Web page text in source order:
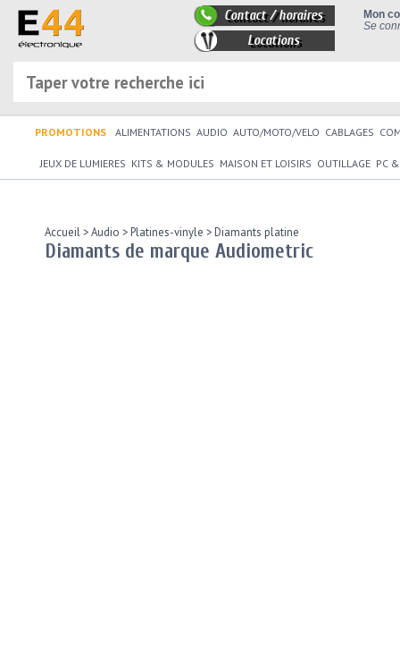
Mon
Se
Contact / horaires
Locations
PROMOTIONS ALIMENTATIONS AUDIO AUTO/MOTO/VELO CABLAGES
JEUX DE LUMIERES KITS & MODULES MAISON ET LOISIRS OUTILLAGE PC
Accueil >Audio >Platines-vinyle >Diamants platine
Diamants de marque Audiometric